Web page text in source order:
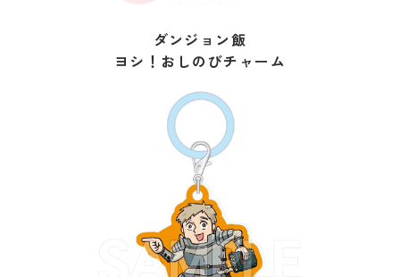
ダンジョン飯
ヨシ！おしのびチャーム